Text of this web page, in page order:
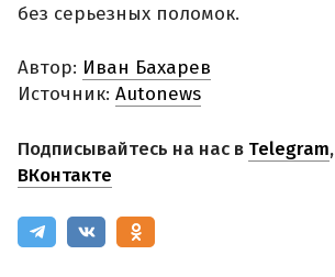
без серьезных поломок.
Автор: Иван Бахарев
Источник: Autonews
Подписывайтесь на нас в Telegram,
ВКонтакте